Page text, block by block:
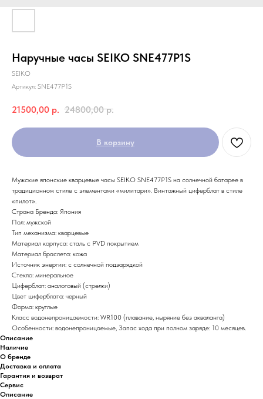
Наручные часы SEIKO SNE477P1S
SEIKO
Артикул: SNE477P1S
21500,00 р. 24800,00 р.
В корзину
Мужские японские кварцевые часы SEIKO SNE477P1S на солнечной батарее в
традиционном стиле с элементами «милитари». Винтажный циферблат в стиле
«пилот».
Страна Бренда: Япония
Пол: мужской
Тип механизма: кварцевые
Материал корпуса: сталь с PVD покрытием
Материал браслета: кожа
Источник энергии: с солнечной подзарядкой
Стекло: минеральное
Циферблат: аналоговый (стрелки)
Цвет циферблата: черный
Форма: круглые
Класс водонепроницаемости: WR100 (плавание, ныряние без акваланга)
Особенности: водонепроницаемые, Запас хода при полном заряде: 10 месяцев.
Описание
Наличие
О бренде
Доставка и оплата
Гарантия и возврат
Сервис
Описание